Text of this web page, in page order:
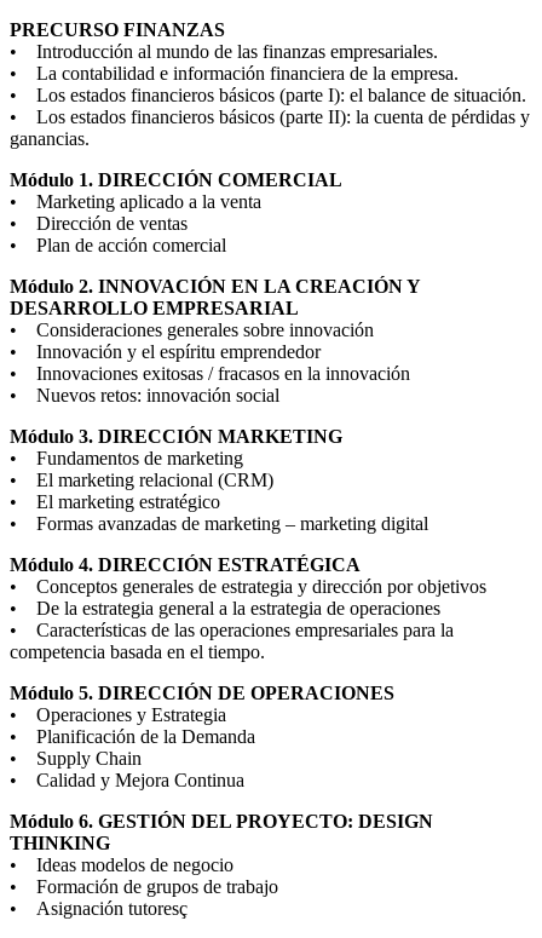
PRECURSO FINANZAS
• Introducción al mundo de las finanzas empresariales.
• La contabilidad e información financiera de la empresa.
• Los estados financieros básicos (parte I): el balance de situación.
• Los estados financieros básicos (parte II): la cuenta de pérdidas y
ganancias.
Módulo 1. DIRECCIÓN COMERCIAL
• Marketing aplicado a la venta
• Dirección de ventas
• Plan de acción comercial
Módulo 2. INNOVACIÓN EN LA CREACIÓN Y
DESARROLLO EMPRESARIAL
• Consideraciones generales sobre innovación
• Innovación y el espíritu emprendedor
• Innovaciones exitosas / fracasos en la innovación
• Nuevos retos: innovación social
Módulo 3. DIRECCIÓN MARKETING
• Fundamentos de marketing
• El marketing relacional (CRM)
• El marketing estratégico
• Formas avanzadas de marketing – marketing digital
Módulo 4. DIRECCIÓN ESTRATÉGICA
• Conceptos generales de estrategia y dirección por objetivos
• De la estrategia general a la estrategia de operaciones
• Características de las operaciones empresariales para la
competencia basada en el tiempo.
Módulo 5. DIRECCIÓN DE OPERACIONES
• Operaciones y Estrategia
• Planificación de la Demanda
• Supply Chain
• Calidad y Mejora Continua
Módulo 6. GESTIÓN DEL PROYECTO: DESIGN
THINKING
• Ideas modelos de negocio
• Formación de grupos de trabajo
• Asignación tutoresç